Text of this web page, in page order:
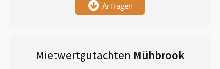
Anfragen
Mietwertgutachten Mühbrook